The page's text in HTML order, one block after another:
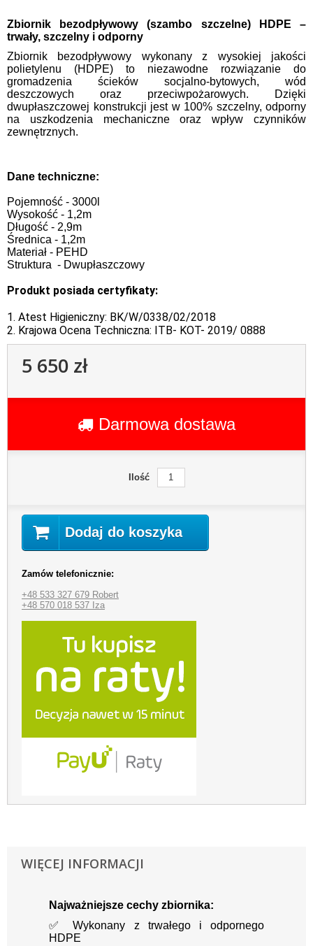
Zbiornik bezodpływowy (szambo szczelne) HDPE –
trwały, szczelny i odporny
Zbiornik bezodpływowy wykonany z wysokiej jakości
polietylenu (HDPE) to niezawodne rozwiązanie do
gromadzenia ścieków socjalno-bytowych, wód
deszczowych oraz przeciwpożarowych. Dzięki
dwupłaszczowej konstrukcji jest w 100% szczelny, odporny
na uszkodzenia mechaniczne oraz wpływ czynników
zewnętrznych.
Dane techniczne:
Pojemność - 3000l
Wysokość - 1,2m
Długość - 2,9m
Średnica - 1,2m
Materiał - PEHD
Struktura - Dwupłaszczowy
Produkt posiada certyfikaty:
1. Atest Higieniczny: BK/W/0338/02/2018
2. Krajowa Ocena Techniczna: ITB- KOT- 2019/ 0888
5 650 zł
Darmowa dostawa
Ilość
Dodaj do koszyka
Zamów telefonicznie:
+48 533 327 679 Robert
+48 570 018 537 Iza
WIĘCEJ INFORMACJI
Najważniejsze cechy zbiornika:
✅ Wykonany z trwałego i odpornego
HDPE